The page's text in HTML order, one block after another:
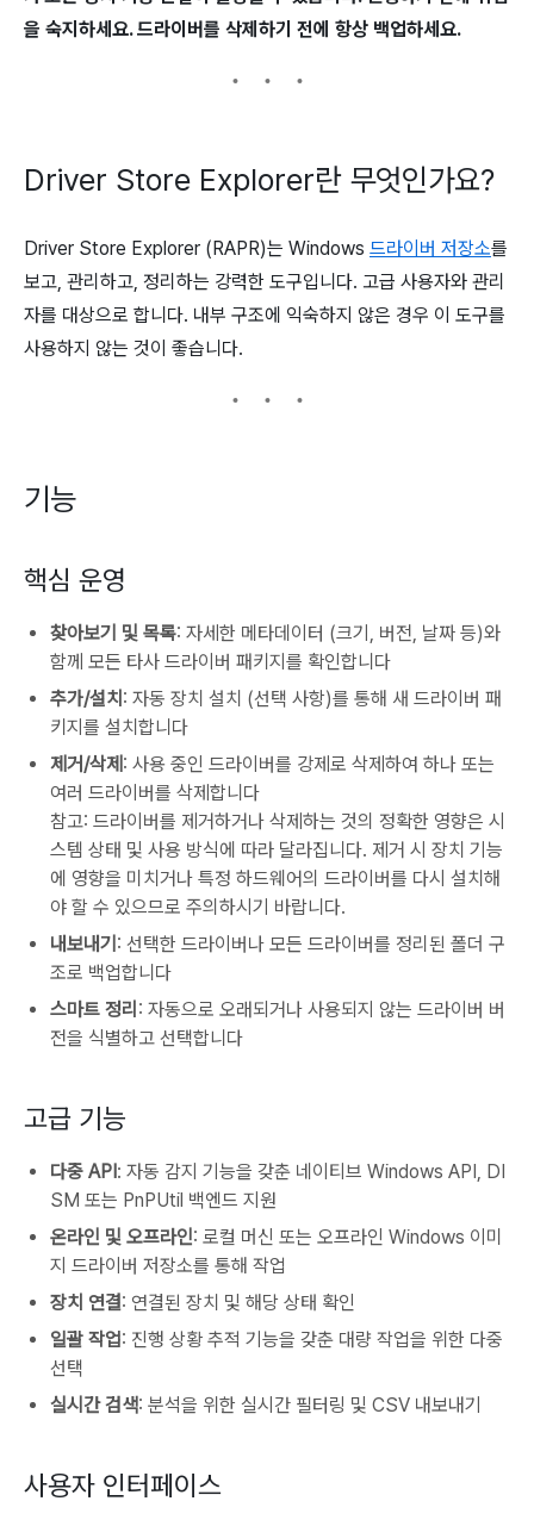
을 숙지하세요. 드라이버를 삭제하기 전에 항상 백업하세요.
Driver Store Explorer란 무엇인가요?
Driver Store Explorer (RAPR)는 Windows 드라이버 저장소를
보고, 관리하고, 정리하는 강력한 도구입니다. 고급 사용자와 관리
자를 대상으로 합니다. 내부 구조에 익숙하지 않은 경우 이 도구를
사용하지 않는 것이 좋습니다.
기능
핵심 운영
찾아보기 및 목록: 자세한 메타데이터 (크기, 버전, 날짜 등)와
함께 모든 타사 드라이버 패키지를 확인합니다
추가/설치 : 자동 장치 설치 (선택 사항)를 통해 새 드라이버 패
키지를 설치합니다
제거/삭제 : 사용 중인 드라이버를 강제로 삭제하여 하나 또는
여러 드라이버를 삭제합니다
참고: 드라이버를 제거하거나 삭제하는 것의 정확한 영향은 시
스템 상태 및 사용 방식에 따라 달라집니다. 제거 시 장치 기능
에 영향을 미치거나 특정 하드웨어의 드라이버를 다시 설치해
야 할 수 있으므로 주의하시기 바랍니다.
내보내기 : 선택한 드라이버나 모든 드라이버를 정리된 폴더 구
조로 백업합니다
스마트 정리 : 자동으로 오래되거나 사용되지 않는 드라이버 버
전을 식별하고 선택합니다
고급 기능
다중 API: 자동 감지 기능을 갖춘 네이티브 Windows API, DI
SM 또는 PnPUtil 백엔드 지원
온라인 및 오프라인: 로컬 머신 또는 오프라인 Windows 이미
지 드라이버 저장소를 통해 작업
장치 연결: 연결된 장치 및 해당 상태 확인
일괄 작업: 진행 상황 추적 기능을 갖춘 대량 작업을 위한 다중
선택
실시간 검색: 분석을 위한 실시간 필터링 및 CSV 내보내기
사용자 인터페이스